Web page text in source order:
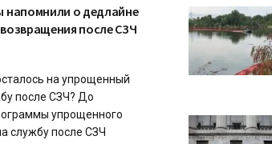
напомнили о дедлайне
после СЗЧ
на упрощенный
после СЗЧ? До
упрощенного
службу после СЗЧ